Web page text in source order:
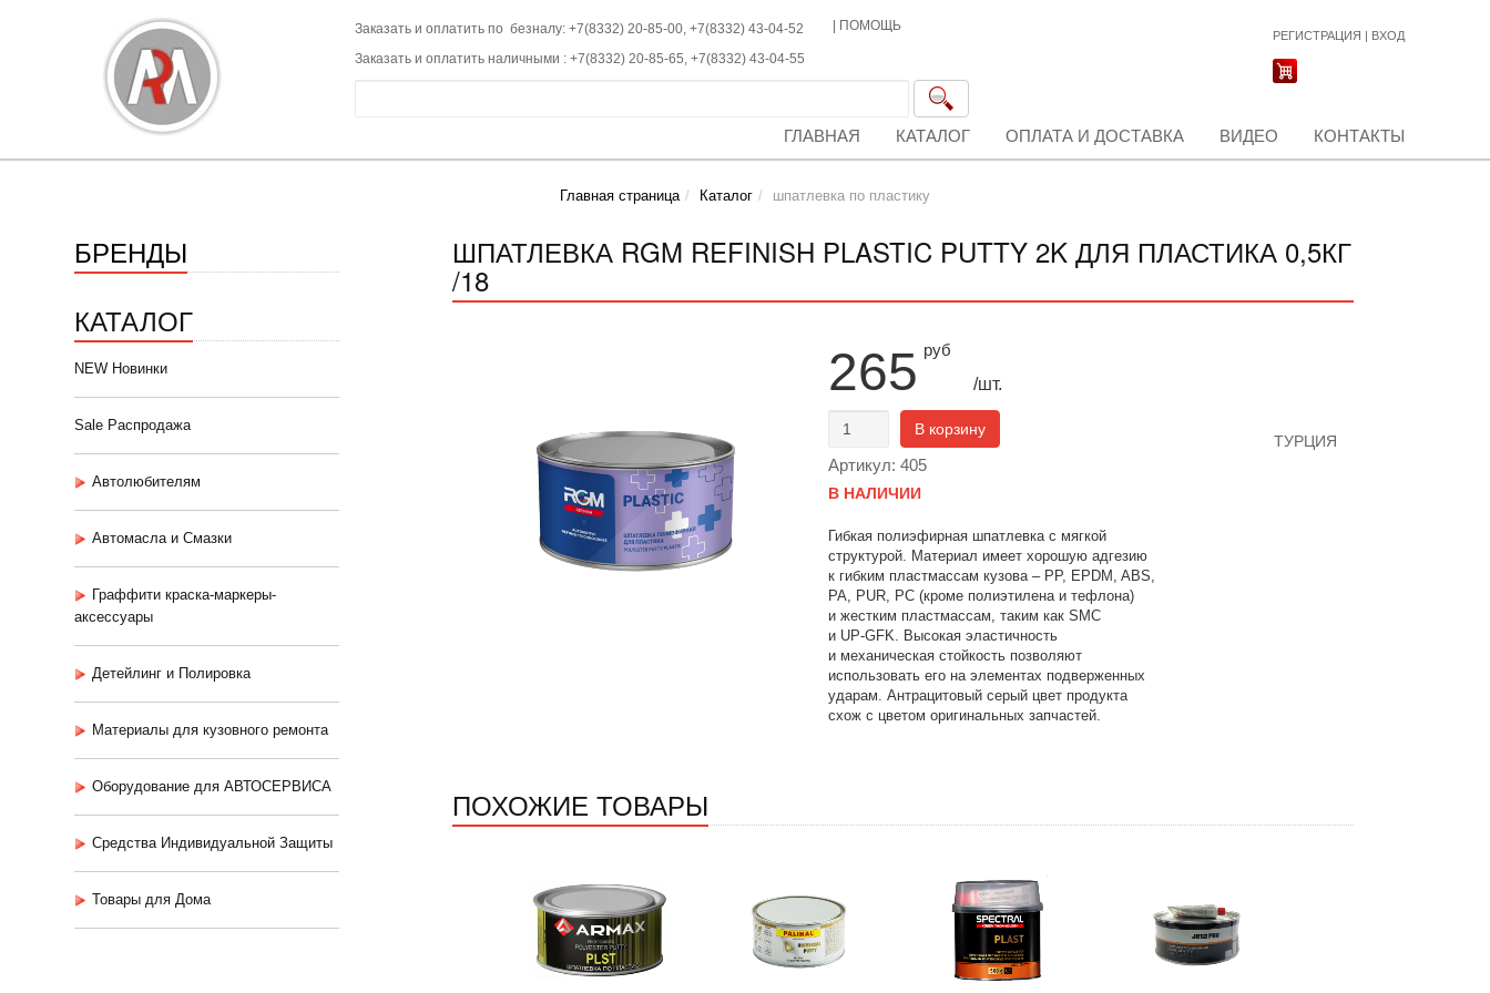
Заказать и оплатить по безналу: +7(8332) 20-85-00, +7(8332) 43-04-52
Заказать и оплатить наличными : +7(8332) 20-85-65, +7(8332) 43-04-55
ПОМОЩЬ
РЕГИСТРАЦИЯ | ВХОД
ГЛАВНАЯ КАТАЛОГ ОПЛАТА И ДОСТАВКА ВИДЕО КОНТАКТЫ
Главная страница Каталог шпатлевка по пластику
БРЕНДЫ
КАТАЛОГ
NEW Новинки
Sale Распродажа
Автолюбителям
Автомасла и Смазки
Граффити краска-маркеры-
аксессуары
Детейлинг и Полировка
Материалы для кузовного ремонта
Оборудование для АВТОСЕРВИСА
Средства Индивидуальной Защиты
Товары для Дома
ШПАТЛЕВКА RGM REFINISH PLASTIC PUTTY 2K ДЛЯ ПЛАСТИКА 0,5КГ
/18
265 руб
/шт.
В корзину
Артикул: 405
В НАЛИЧИИ
Гибкая полиэфирная шпатлевка с мягкой
структурой. Материал имеет хорошую адгезию
к гибким пластмассам кузова – PP, EPDM, ABS,
PA, PUR, PC (кроме полиэтилена и тефлона)
и жестким пластмассам, таким как SMC
и UP-GFK. Высокая эластичность
и механическая стойкость позволяют
использовать его на элементах подверженных
ударам. Антрацитовый серый цвет продукта
схож с цветом оригинальных запчастей.
ТУРЦИЯ
ПОХОЖИЕ ТОВАРЫ